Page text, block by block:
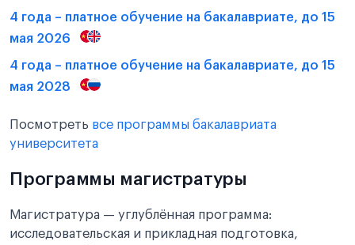
4 года – платное обучение на бакалавриате, до 15
мая 2026
4 года – платное обучение на бакалавриате, до 15
мая 2028
Посмотреть все программы бакалавриата
университета
Программы магистратуры
Магистратура — углублённая программа:
исследовательская и прикладная подготовка,